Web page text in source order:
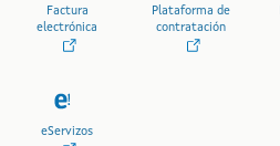
Factura
electrónica
Plataforma de
contratación
eServizos